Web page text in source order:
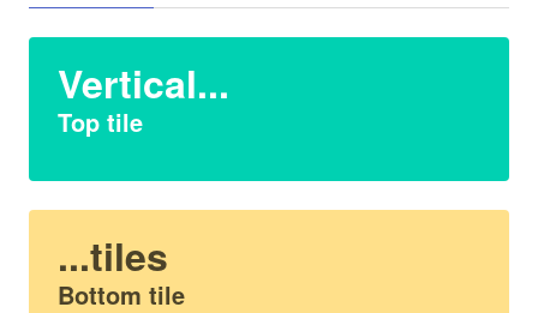
Vertical...
Top tile
...tiles
Bottom tile